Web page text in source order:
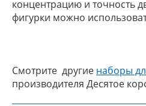
концентрацию и точность
фигурки можно
Смотрите другие наборы
производителя Десятое